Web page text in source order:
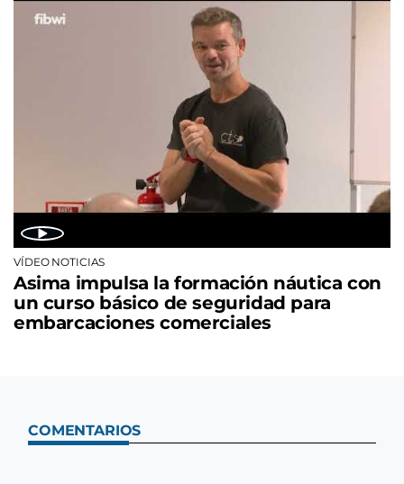
VÍDEO NOTICIAS
Asima impulsa la formación náutica con
un curso básico de seguridad para
embarcaciones comerciales
COMENTARIOS